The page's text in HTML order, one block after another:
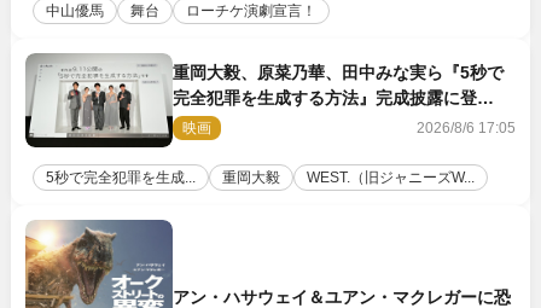
中山優馬 舞台 ローチケ演劇宣言！
重岡大毅、原菜乃華、田中みな実ら『5秒で
完全犯罪を生成する方法』完成披露に登
壇！ それぞれのAI活用術も発表
映画 2026/8/6 17:05
5秒で完全犯罪を生成... 重岡大毅 WEST.（旧ジャニーズW...
アン・ハサウェイ＆ユアン・マクレガーに恐